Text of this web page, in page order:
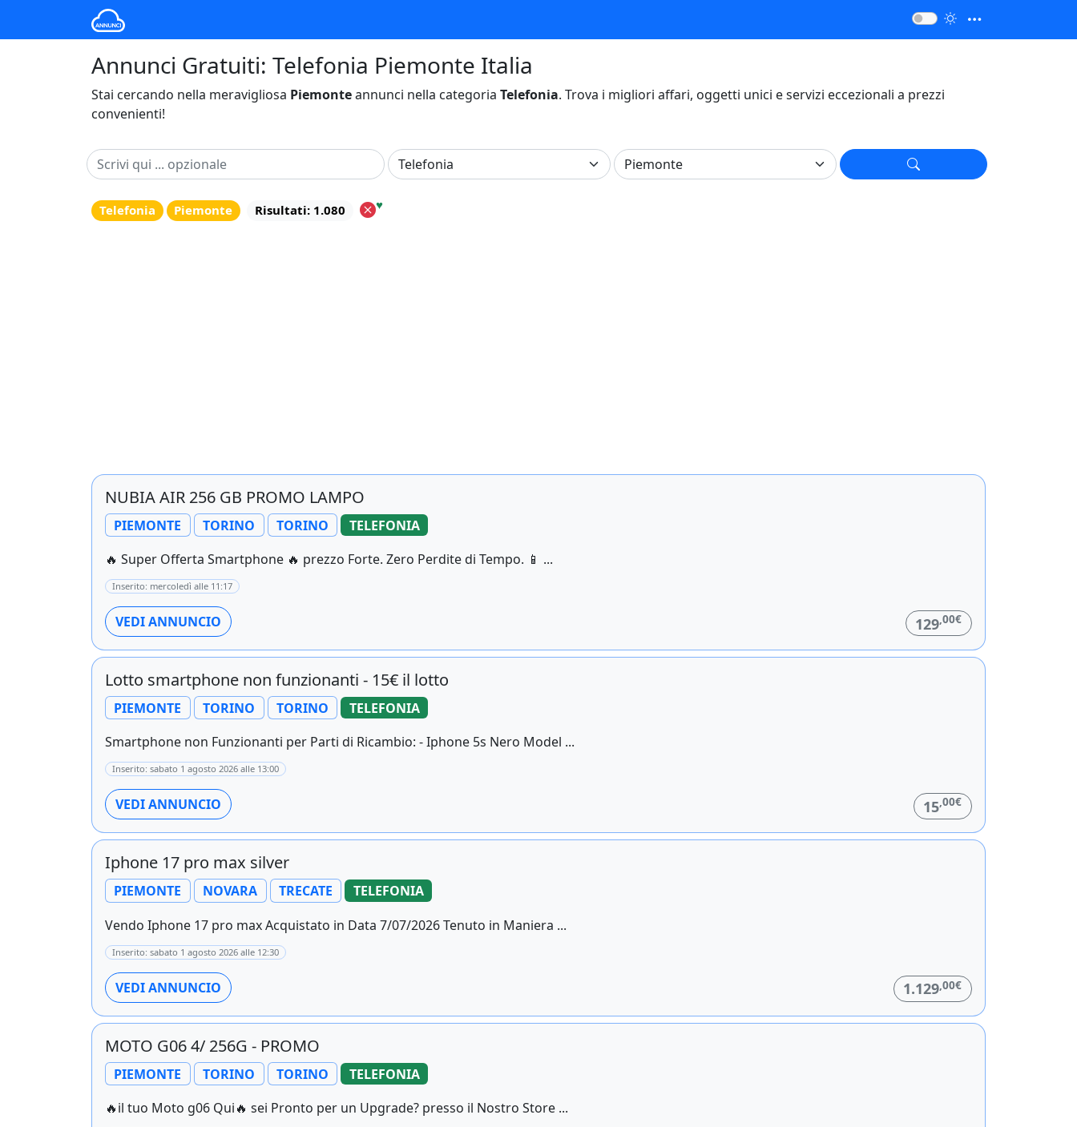
Annunci Gratuiti: Telefonia Piemonte Italia
Stai cercando nella meravigliosa Piemonteannunci nella categoria Telefonia. Trova i migliori affari, oggetti unici e servizi eccezionali a prezzi
convenienti!
Telefonia Piemonte Risultati: 1.080 ♥
NUBIA AIR 256 GB PROMO LAMPO
PIEMONTE TORINO TORINO
TELEFONIA
🔥 Super Offerta Smartphone 🔥 prezzo Forte. Zero Perdite di Tempo. 📱 ...
Inserito: mercoledì alle 11:17
VEDI ANNUNCIO 129,00€
Lotto smartphone non funzionanti - 15€ il lotto
PIEMONTE TORINO TORINO
TELEFONIA
Smartphone non Funzionanti per Parti di Ricambio: - Iphone 5s Nero Model ...
Inserito: sabato 1 agosto 2026 alle 13:00
VEDI ANNUNCIO 15,00€
Iphone 17 pro max silver
PIEMONTE NOVARA TRECATE
TELEFONIA
Vendo Iphone 17 pro max Acquistato in Data 7/07/2026 Tenuto in Maniera ...
Inserito: sabato 1 agosto 2026 alle 12:30
VEDI ANNUNCIO 1.129,00€
MOTO G06 4/ 256G - PROMO
PIEMONTE TORINO TORINO
TELEFONIA
🔥il tuo Moto g06 Qui🔥 sei Pronto per un Upgrade? presso il Nostro Store ...